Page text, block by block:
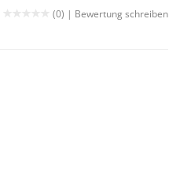
(0) | Bewertung schreiben